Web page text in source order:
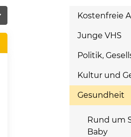
Kostenfreie
Junge VHS
Politik,
Kultur und
Gesundheit
Rund um
Baby